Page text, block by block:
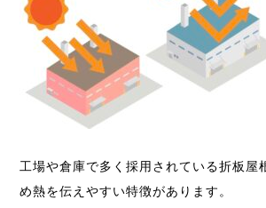
工場や倉庫で多く採用されている折板屋
め熱を伝えやすい特徴があります。